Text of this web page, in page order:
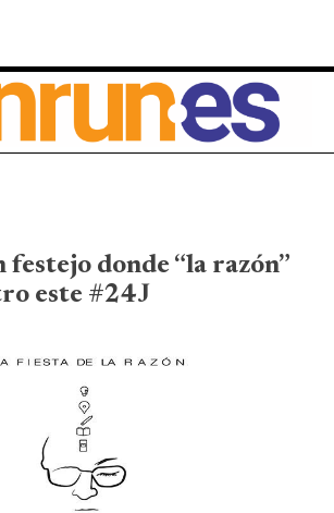
donde “la razón”
este #24J